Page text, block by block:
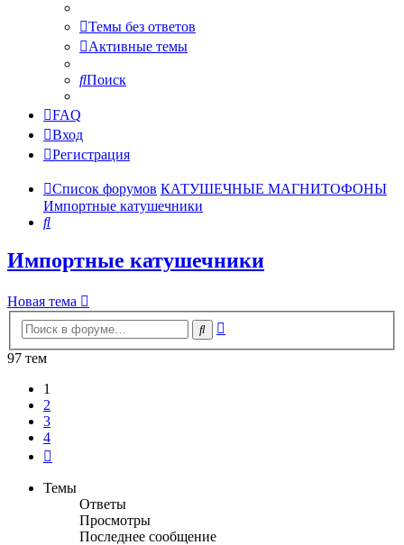
Темы без ответов
Активные темы
Поиск
FAQ
Вход
Регистрация
Список форумов КАТУШЕЧНЫЕ МАГНИТОФОНЫ
Импортные катушечники
Поиск
Импортные катушечники
Новая тема
Поиск
97 тем
1
2
3
4
Темы
Ответы
Просмотры
Последнее сообщение